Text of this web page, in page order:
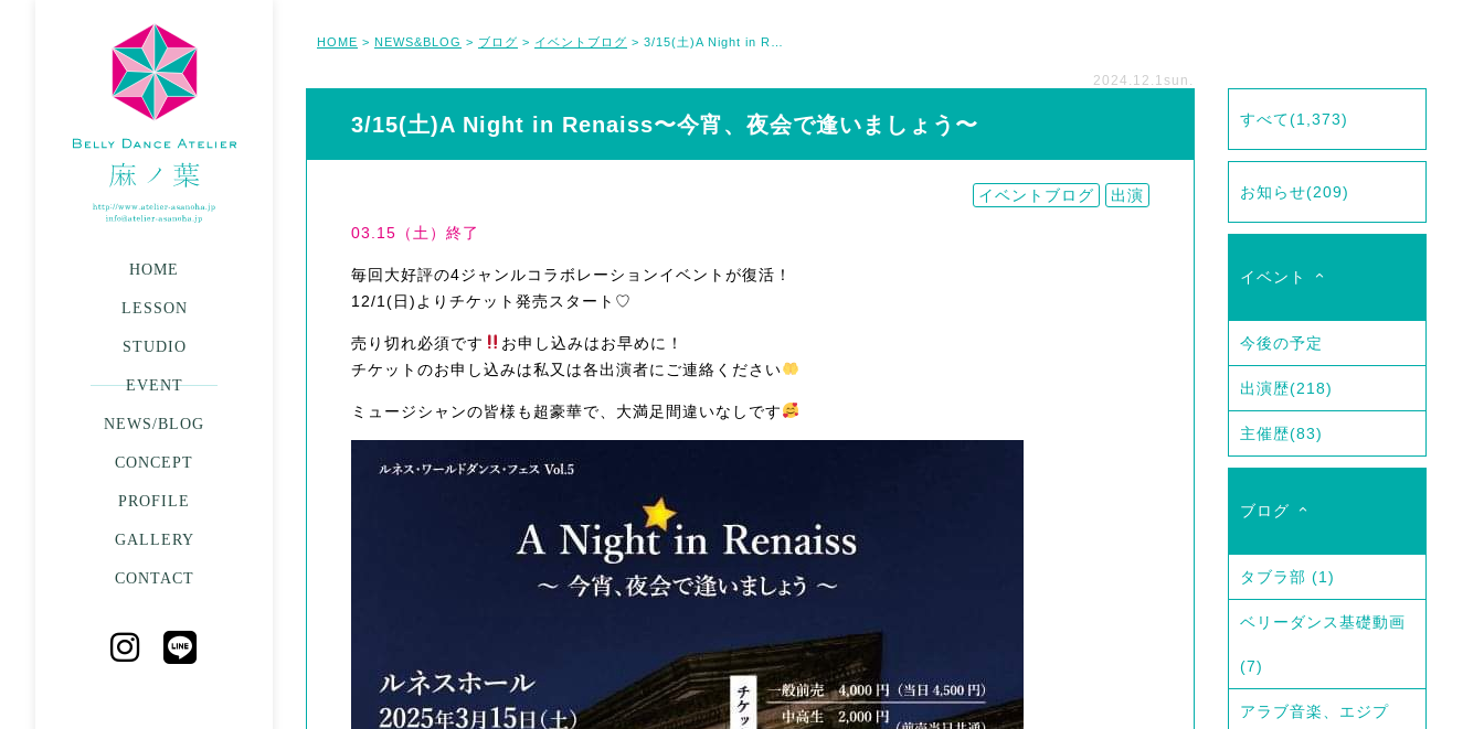
HOME
LESSON
STUDIO
EVENT
NEWS/BLOG
CONCEPT
PROFILE
GALLERY
CONTACT
HOME > NEWS&BLOG > ブログ > イベントブログ >
2024.12.1 sun.
3/15(土)A Night in Renaiss〜今宵、夜会で逢いましょう〜
イベントブログ 出演
03.15（土）終了
毎回大好評の4ジャンルコラボレーションイベントが復活！
12/1(日)よりチケット発売スタート♡
売り切れ必須です
お申し込みはお早めに！
チケットのお申し込みは私又は各出演者にご連絡ください
ミュージシャンの皆様も超豪華で、大満足間違いなしです
すべて(1,373)
お知らせ(209)
イベント
今後の予定
出演歴(218)
主催歴(83)
ブログ
タブラ部 (1)
ベリーダンス基礎動画
(7)
アラブ音楽、エジプ